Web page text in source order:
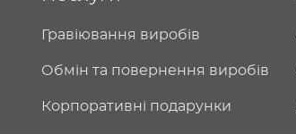
Гравіювання виробів
Обмін та повернення виробів
Корпоративні подарунки